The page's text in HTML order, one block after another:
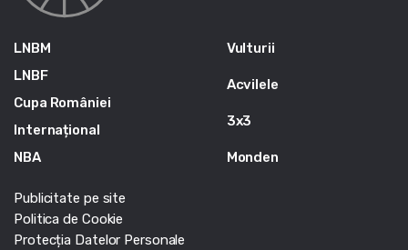
LNBM
LNBF
Cupa României
Internațional
NBA
Vulturii
Acvilele
3x3
Monden
Publicitate pe site
Politica de Cookie
Protecția Datelor Personale